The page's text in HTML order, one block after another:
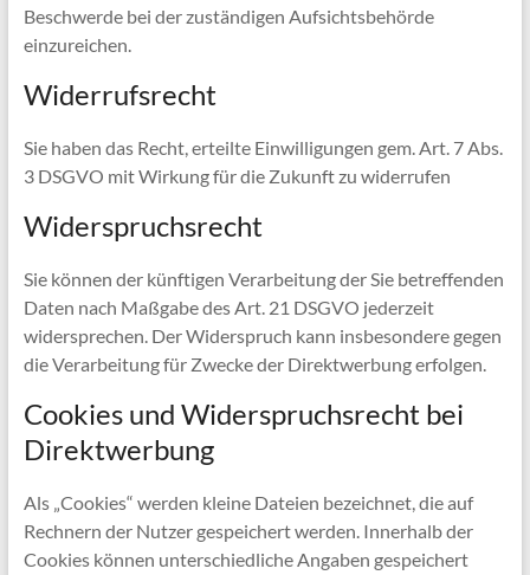
Beschwerde bei der zuständigen Aufsichtsbehörde
einzureichen.
Widerrufsrecht
Sie haben das Recht, erteilte Einwilligungen gem. Art. 7 Abs.
3 DSGVO mit Wirkung für die Zukunft zu widerrufen
Widerspruchsrecht
Sie können der künftigen Verarbeitung der Sie betreffenden
Daten nach Maßgabe des Art. 21 DSGVO jederzeit
widersprechen. Der Widerspruch kann insbesondere gegen
die Verarbeitung für Zwecke der Direktwerbung erfolgen.
Cookies und Widerspruchsrecht bei
Direktwerbung
Als „Cookies“ werden kleine Dateien bezeichnet, die auf
Rechnern der Nutzer gespeichert werden. Innerhalb der
Cookies können unterschiedliche Angaben gespeichert